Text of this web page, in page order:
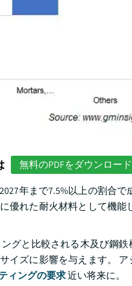
無料のPDFをダウンロード
年まで7.5%以上の割合で
優れた耐火材料として機
グと比較される木及び鋼
ズに影響を与えます。
ィングの要求近い将来に。